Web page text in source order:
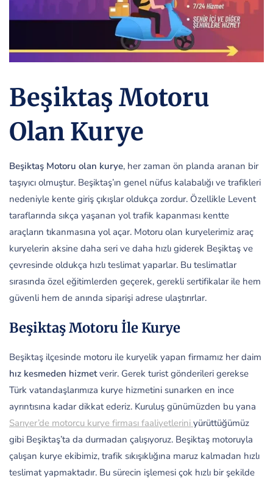
Beşiktaş Motoru
Olan Kurye
Beşiktaş Motoru olan kurye, her zaman ön planda aranan bir
taşıyıcı olmuştur. Beşiktaş’ın genel nüfus kalabalığı ve trafikleri
nedeniyle kente giriş çıkışlar oldukça zordur. Özellikle Levent
taraflarında sıkça yaşanan yol trafik kapanması kentte
araçların tıkanmasına yol açar. Motoru olan kuryelerimiz araç
kuryelerin aksine daha seri ve daha hızlı giderek Beşiktaş ve
çevresinde oldukça hızlı teslimat yaparlar. Bu teslimatlar
sırasında özel eğitimlerden geçerek, gerekli sertifikalar ile hem
güvenli hem de anında siparişi adrese ulaştırırlar.
Beşiktaş Motoru İle Kurye
Beşiktaş ilçesinde motoru ile kuryelik yapan firmamız her daim
hız kesmeden hizmetverir. Gerek turist gönderileri gerekse
Türk vatandaşlarımıza kurye hizmetini sunarken en ince
ayrıntısına kadar dikkat ederiz. Kuruluş günümüzden bu yana
Sarıyer’de motorcu kurye firması faaliyetlerini yürüttüğümüz
gibi Beşiktaş’ta da durmadan çalışıyoruz. Beşiktaş motoruyla
çalışan kurye ekibimiz, trafik sıkışıklığına maruz kalmadan hızlı
teslimat yapmaktadır. Bu sürecin işlemesi çok hızlı bir şekilde